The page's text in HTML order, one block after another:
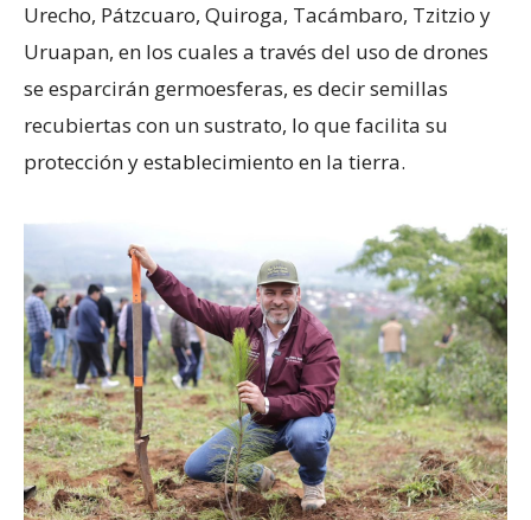
Urecho, Pátzcuaro, Quiroga, Tacámbaro, Tzitzio y
Uruapan, en los cuales a través del uso de drones
se esparcirán germoesferas, es decir semillas
recubiertas con un sustrato, lo que facilita su
protección y establecimiento en la tierra.